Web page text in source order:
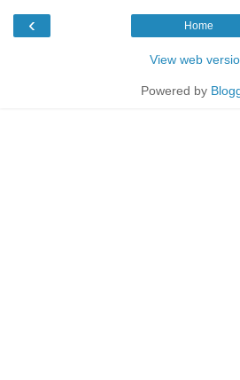
‹ Home
View web
Powered by